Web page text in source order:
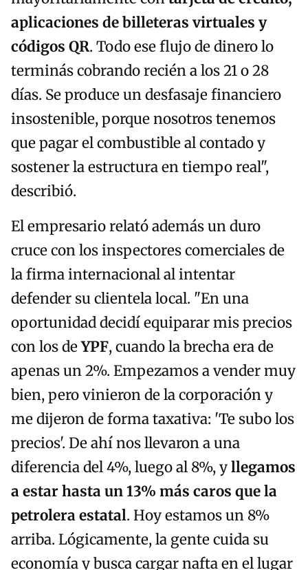
aplicaciones de billeteras virtuales y
códigos QR. Todo ese flujo de dinero lo
terminás cobrando recién a los 21 o 28
días. Se produce un desfasaje financiero
insostenible, porque nosotros tenemos
que pagar el combustible al contado y
sostener la estructura en tiempo real",
describió.
El empresario relató además un duro
cruce con los inspectores comerciales de
la firma internacional al intentar
defender su clientela local. "En una
oportunidad decidí equiparar mis precios
con los deYPF, cuando la brecha era de
apenas un 2%. Empezamos a vender muy
bien, pero vinieron de la corporación y
me dijeron de forma taxativa: 'Te subo los
precios'. De ahí nos llevaron a una
diferencia del 4%, luego al 8%, yllegamos
a estar hasta un 13% más caros que la
petrolera estatal. Hoy estamos un 8%
arriba. Lógicamente, la gente cuida su
economía y busca cargar nafta en el lugar